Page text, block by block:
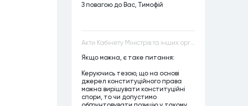
З повагою до Вас, Тимофій
Акти Кабінету Міністрів та інших органів державної влади як джерела конституційного права
Якщо можна, є таке питання:
Керуючись тезою, що на основі
джерел конституційного права
можна вирішувати конституційні
спори, то чи допустимо